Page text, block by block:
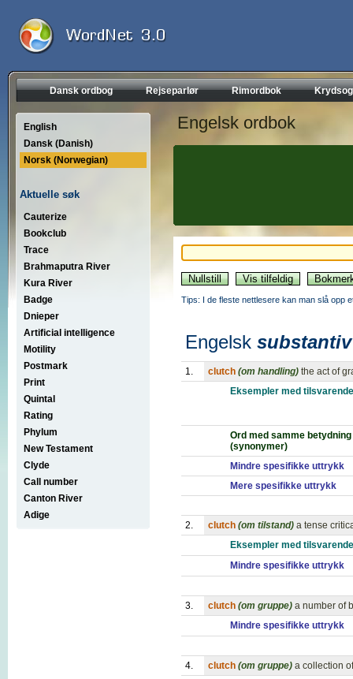
Dansk ordbog Rejseparlør Rimordbok
English
Dansk (Danish)
Norsk (Norwegian)
Aktuelle søk
Cauterize
Bookclub
Trace
Brahmaputra River
Kura River
Badge
Dnieper
Artificial intelligence
Motility
Postmark
Print
Quintal
Rating
Phylum
New Testament
Clyde
Call number
Canton River
Adige
Engelsk ordbok
Tips: I de fleste nettlesere kan man slå opp
Engelsk substantiv
1. clutch (om handling) the act of
Eksempler med
Ord med samme betydning
(synonymer)
Mindre spesifikke uttrykk
Mere spesifikke uttrykk
2. clutch (om tilstand) a tense
Eksempler med
Mindre spesifikke uttrykk
3. clutch (om gruppe) a number of
Mindre spesifikke uttrykk
4. clutch (om gruppe) a collection